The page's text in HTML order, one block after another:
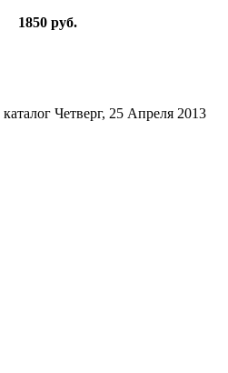
1850 руб.
Четверг, 25 Апреля 2013